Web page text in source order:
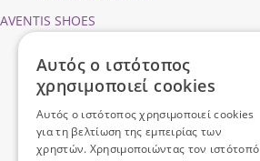
AVENTIS SHOES
Ασφάλεια Συναλλαγών
Προσωπικά Δεδομένα
Όροι Χρήσης
Αυτός ο ιστότοπος
χρησιμοποιεί cookies
Αυτός ο ιστότοπος χρησιμοποιεί cookies
για τη βελτίωση της εμπειρίας των
χρηστών. Χρησιμοποιώντας τον ιστότοπό